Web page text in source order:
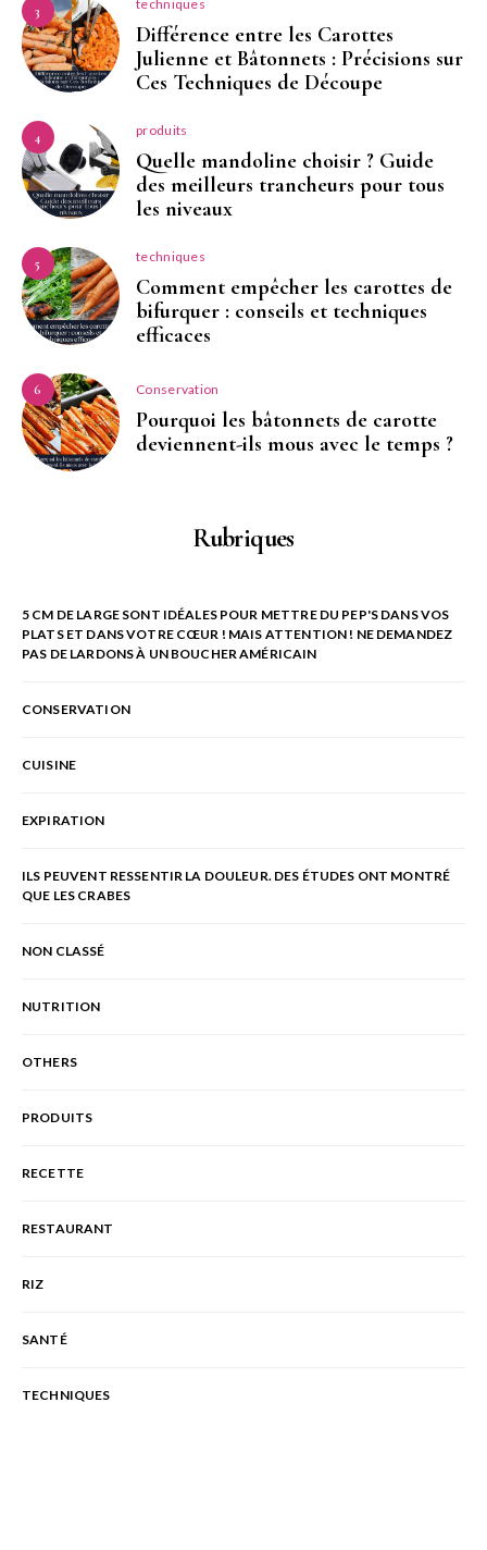
3 techniques
Différence entre les Carottes
Julienne et Bâtonnets : Précisions sur
Ces Techniques de Découpe
4 produits
Quelle mandoline choisir ? Guide
des meilleurs trancheurs pour tous
les niveaux
5 techniques
Comment empêcher les carottes de
bifurquer : conseils et techniques
efficaces
6 Conservation
Pourquoi les bâtonnets de carotte
deviennent-ils mous avec le temps ?
Rubriques
5 CM DE LARGE SONT IDÉALES POUR METTRE DU PEP'S DANS VOS
PLATS ET DANS VOTRE CŒUR ! MAIS ATTENTION ! NE DEMANDEZ
PAS DE LARDONS À UN BOUCHER AMÉRICAIN
CONSERVATION
CUISINE
EXPIRATION
ILS PEUVENT RESSENTIR LA DOULEUR. DES ÉTUDES ONT MONTRÉ
QUE LES CRABES
NON CLASSÉ
NUTRITION
OTHERS
PRODUITS
RECETTE
RESTAURANT
RIZ
SANTÉ
TECHNIQUES